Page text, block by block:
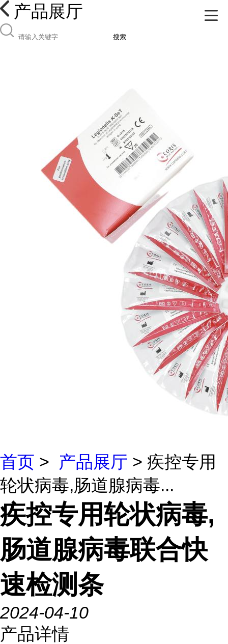
产品展厅
搜索
首页 > 产品展厅 > 疾控专用
轮状病毒,肠道腺病毒...
疾控专用轮状病毒,
肠道腺病毒联合快
速检测条
2024-04-10
产品详情